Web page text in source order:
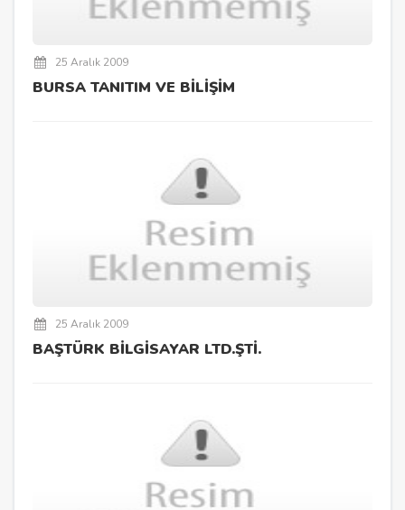
25 Aralık 2009
BURSA TANITIM VE BİLİŞİM
25 Aralık 2009
BAŞTÜRK BİLGİSAYAR LTD.ŞTİ.